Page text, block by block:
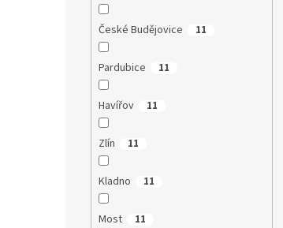
České Budějovice 11
Pardubice 11
Havířov 11
Zlín 11
Kladno 11
Most 11